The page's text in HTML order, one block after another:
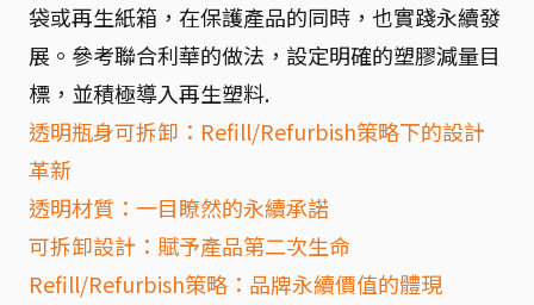
袋或再生紙箱，在保護產品的同時，也實踐永續發
展。參考聯合利華的做法，設定明確的塑膠減量目
標，並積極導入再生塑料.
透明瓶身可拆卸：Refill/Refurbish策略下的設計
革新
透明材質：一目瞭然的永續承諾
可拆卸設計：賦予產品第二次生命
Refill/Refurbish策略：品牌永續價值的體現